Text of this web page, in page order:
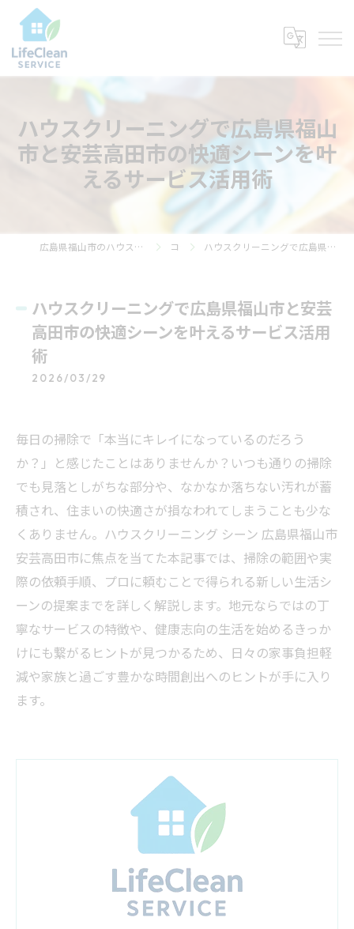
ハウスクリーニングで広島県福山
市と安芸高田市の快適シーンを叶
えるサービス活用術
広島県福山市のハウスクリーニングならライフ・クリーン・サービス コラム ハウスクリーニングで広島県福山市と安芸高田市の快適シーンを叶えるサービス活用術
ハウスクリーニングで広島県福山市と安芸
高田市の快適シーンを叶えるサービス活用
術
2026/03/29
毎日の掃除で「本当にキレイになっているのだろう
か？」と感じたことはありませんか？いつも通りの掃除
でも見落としがちな部分や、なかなか落ちない汚れが蓄
積され、住まいの快適さが損なわれてしまうことも少な
くありません。ハウスクリーニング シーン 広島県福山市
安芸高田市に焦点を当てた本記事では、掃除の範囲や実
際の依頼手順、プロに頼むことで得られる新しい生活シ
ーンの提案までを詳しく解説します。地元ならではの丁
寧なサービスの特徴や、健康志向の生活を始めるきっか
けにも繋がるヒントが見つかるため、日々の家事負担軽
減や家族と過ごす豊かな時間創出へのヒントが手に入り
ます。